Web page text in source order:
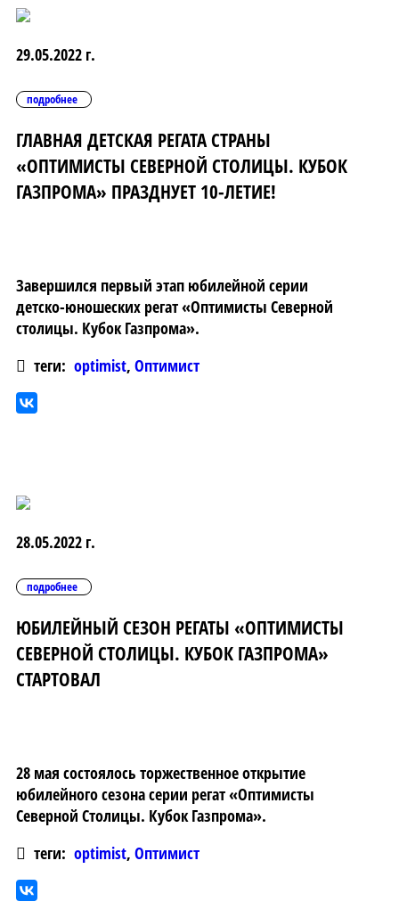
29.05.2022 г.
подробнее
ГЛАВНАЯ ДЕТСКАЯ РЕГАТА СТРАНЫ
«ОПТИМИСТЫ СЕВЕРНОЙ СТОЛИЦЫ. КУБОК
ГАЗПРОМА» ПРАЗДНУЕТ 10-ЛЕТИЕ!
Завершился первый этап юбилейной серии
детско-юношеских регат «Оптимисты Северной
столицы. Кубок Газпрома».
теги: optimist, Оптимист
28.05.2022 г.
подробнее
ЮБИЛЕЙНЫЙ СЕЗОН РЕГАТЫ «ОПТИМИСТЫ
СЕВЕРНОЙ СТОЛИЦЫ. КУБОК ГАЗПРОМА»
СТАРТОВАЛ
28 мая состоялось торжественное открытие
юбилейного сезона серии регат «Оптимисты
Северной Столицы. Кубок Газпрома».
теги: optimist, Оптимист